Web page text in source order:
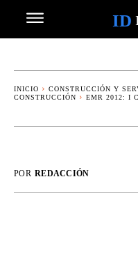
ID
INICIO CONSTRUCCIÓN Y
CONSTRUCCIÓN
EMR 2012: I
POR REDACCIÓN